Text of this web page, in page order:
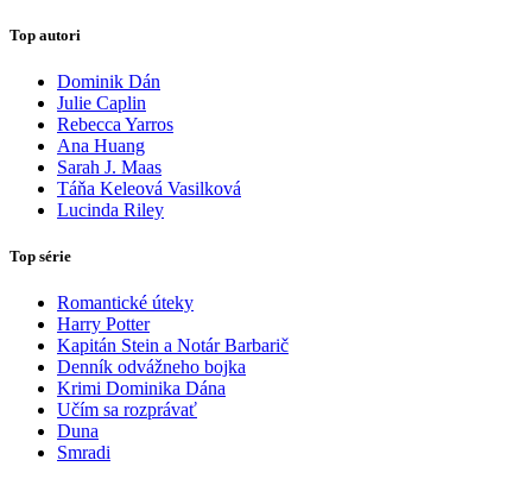
Top autori
Dominik Dán
Julie Caplin
Rebecca Yarros
Ana Huang
Sarah J. Maas
Táňa Keleová Vasilková
Lucinda Riley
Top série
Romantické úteky
Harry Potter
Kapitán Stein a Notár Barbarič
Denník odvážneho bojka
Krimi Dominika Dána
Učím sa rozprávať
Duna
Smradi